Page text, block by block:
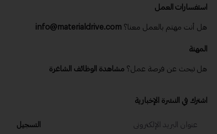
استفسارات العمل
هل أنت مهتم بالعمل معنا؟ info@materialdrive.com
المهنة
هل تبحث عن فرصة عمل؟ مشاهدة الوظائف الشاغرة
اشترك في النشرة الإخبارية
التسجيل
تابع نشراتنا الإخبارية اليومية والأسبوعية